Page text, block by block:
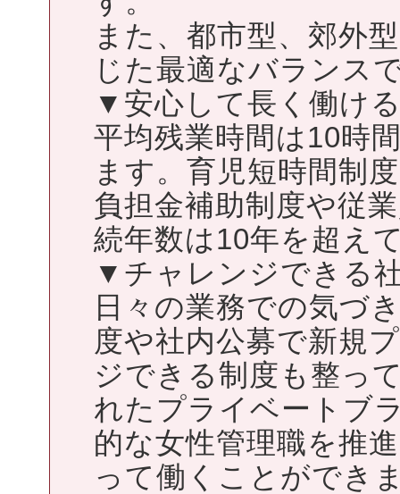
また、都市型、郊外
じた最適なバランス
▼安心して長く働け
平均残業時間は10時
ます。育児短時間制
負担金補助制度や従
続年数は10年を超え
▼チャレンジできる
日々の業務での気づ
度や社内公募で新規
ジできる制度も整っ
れたプライベートブ
的な女性管理職を推
って働くことができ